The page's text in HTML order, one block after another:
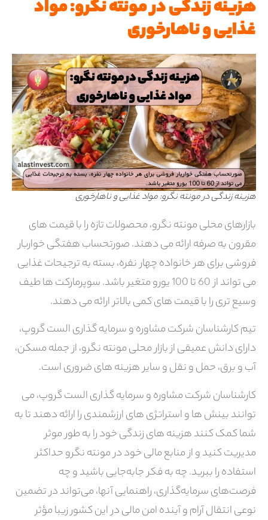
هزینه زندگی در مونته نگرو: مواد
غذایی و ناهارخوری
هزینه زندگی در مونته نگرو: مواد غذایی و ناهارخوری
بازارهای محلی مونته نگرو، محصولات تازه را با قیمت های
مقرون به صرفه ارائه می دهند. صورتحساب هفتگی خواربار
فروشی برای هر خانواده چهار نفره، بسته به ترجیحات غذایی
می تواند از 60 تا 100 یورو متغیر باشد. سوپرمارکت ها طیف
وسیع تری را با قیمت های کمی بالاتر ارائه می دهند.
تیم کارشناسان شرکت مشاوره و سرمایه گذاری الست گروپ،
دارای دانش عمیقی از بازار محلی مونته نگرو، از جمله مسکن،
آب و برق، حمل و نقل و سایر هزینه های ضروری است.
کارشناسان شرکت مشاوره و سرمایه گذاری الست گروپ، می
توانند بینش ها و استراتژی های ارزشمندی را ارائه دهند تا به
شما کمک کنند هزینه های زندگی خود را به طور موثر
مدیریت کنید و از منابع مالی خود در مونته نگرو حداکثر
استفاده را ببرید. چه به فکر جابه‌جایی باشید و چه
فرصت‌های سرمایه‌گذاری، راهنمایی آنها، می‌تواند در تضمین
نوعی انتقال آرام و آینده امن مالی در این کشور زیبا مؤثر